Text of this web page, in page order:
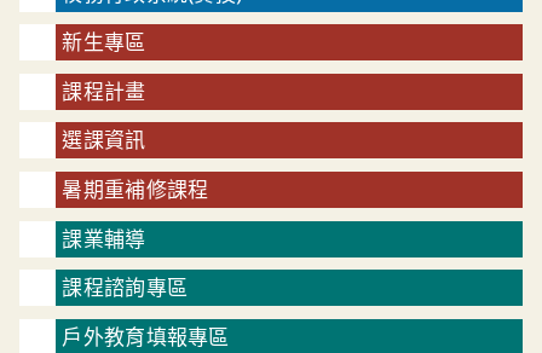
新生專區
課程計畫
選課資訊
暑期重補修課程
課業輔導
課程諮詢專區
戶外教育填報專區